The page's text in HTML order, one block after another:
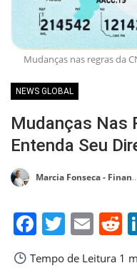
Mudanças nas regras da
NEWS GLOBAL
Mudanças Nas
Entenda Seu
Marcia Fonseca
Tempo de Leitura 1